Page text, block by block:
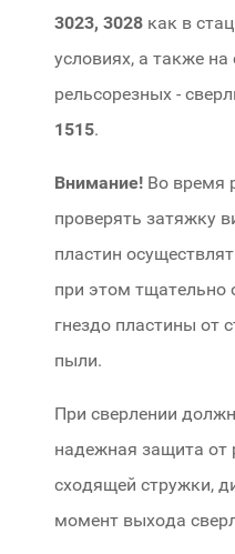
3023, 3028 как в
условиях, а также
рельсорезных -
1515.
Внимание! Во время
проверять затяжку
пластин
при этом тщательно
гнездо пластины от
пыли.
При сверлении
надежная защита
сходящей стружки,
момент выхода